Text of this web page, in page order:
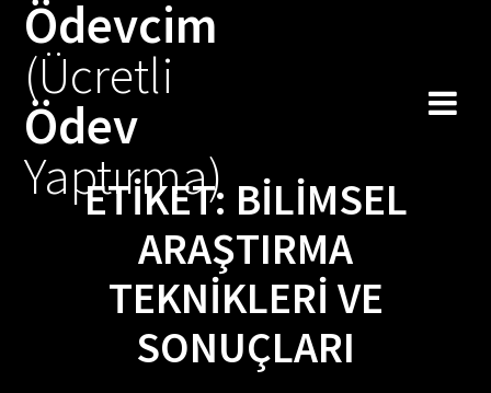
Ödevcim
(Ücretli
Ödev
Yaptırma)
ETIKET: BILIMSEL
ARAŞTIRMA
TEKNIKLERI VE
SONUÇLARI